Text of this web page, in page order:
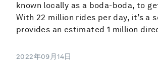
known locally as a boda-boda, to
With 22 million rides per day, it’s a
provides an estimated 1 million
2022年09月14日